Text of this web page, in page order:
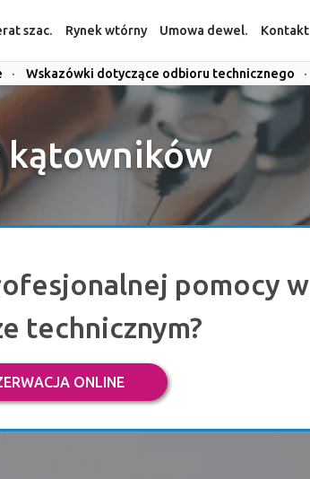
szac. Rynek wtórny Umowa dewel. Kontakt
· Wskazówki dotyczące odbioru technicznego ·
kątowników
pomocy w
technicznym?
ONLINE